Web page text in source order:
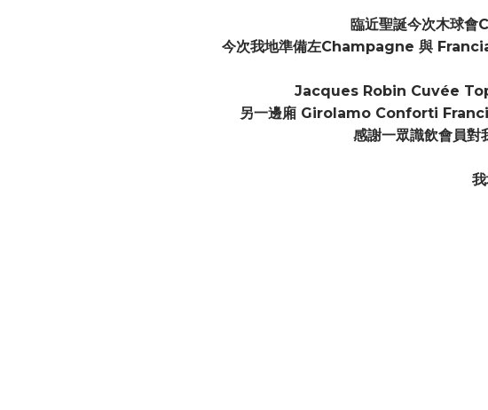
臨近聖誕今次木球會
今次我地準備左Champagne 與
Jacques Robin Cuvée
另一邊廂 Girolamo Conforti
感謝一眾識飲會員對